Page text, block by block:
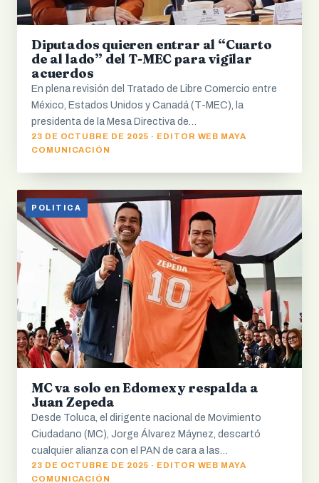
Diputados quieren entrar al “Cuarto
de al lado” del T-MEC para vigilar
acuerdos
En plena revisión del Tratado de Libre Comercio entre
México, Estados Unidos y Canadá (T-MEC), la
presidenta de la Mesa Directiva de…
23 DE OCTUBRE DE 2025 · EDITOR WEB MAYA
COMUNICACIÓN
POLITICA
MC va solo en Edomex y respalda a
Juan Zepeda
Desde Toluca, el dirigente nacional de Movimiento
Ciudadano (MC), Jorge Álvarez Máynez, descartó
cualquier alianza con el PAN de cara a las…
23 DE OCTUBRE DE 2025 · EDITOR WEB MAYA
COMUNICACIÓN